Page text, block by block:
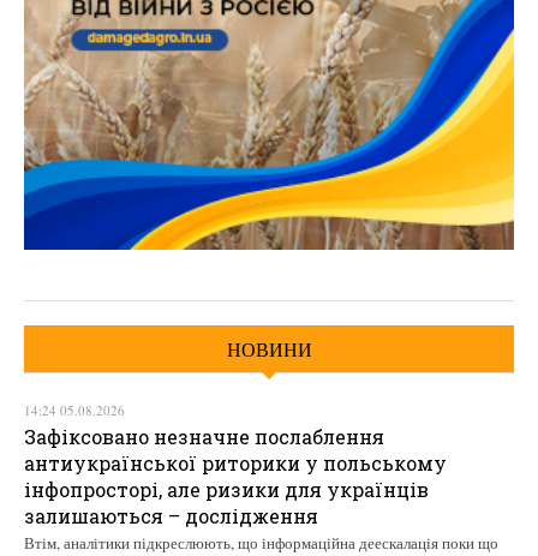
НОВИНИ
14:24 05.08.2026
Зафіксовано незначне послаблення
антиукраїнської риторики у польському
інфопросторі, але ризики для українців
залишаються – дослідження
Втім, аналітики підкреслюють, що інформаційна деескалація поки що